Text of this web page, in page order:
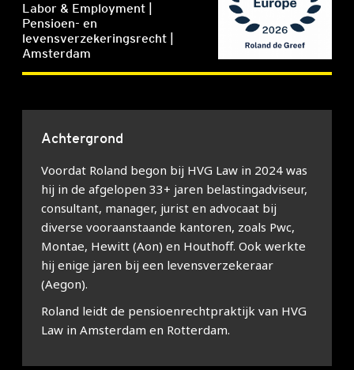
Labor & Employment |
Pensioen- en
levensverzekeringsrecht |
Amsterdam
Achtergrond
Voordat Roland begon bij HVG Law in 2024 was
hij in de afgelopen 33+ jaren belastingadviseur,
consultant, manager, jurist en advocaat bij
diverse vooraanstaande kantoren, zoals Pwc,
Montae, Hewitt (Aon) en Houthoff. Ook werkte
hij enige jaren bij een levensverzekeraar
(Aegon).
Roland leidt de pensioenrechtpraktijk van HVG
Law in Amsterdam en Rotterdam.